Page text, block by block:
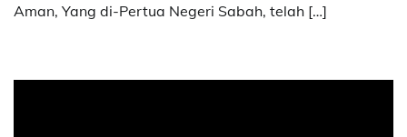
Aman, Yang di-Pertua Negeri Sabah, telah […]